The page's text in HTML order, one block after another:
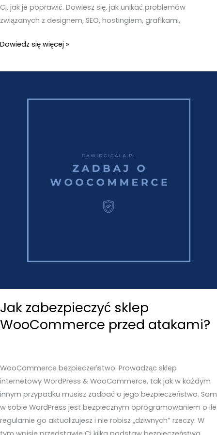
Ci, jak je poprawić. Dowiesz się, jak unikać problemów
związanych z designem, SEO, hostingiem, grafikami,
Największe
przy
Dowiedz się więcej »
Jak zabezpieczyć sklep
WooCommerce przed atakami?
WooCommerce bezpieczeństwo. Prowadząc sklep
internetowy WordPress & WooCommerce, tak jak w każdym
innym przypadku musisz zadbać o jego bezpieczeństwo. Sam
w sobie WordPress jest bezpiecznym oprogramowaniem o ile
regularnie go aktualizujesz i nie robisz „dziwnych” rzeczy. W